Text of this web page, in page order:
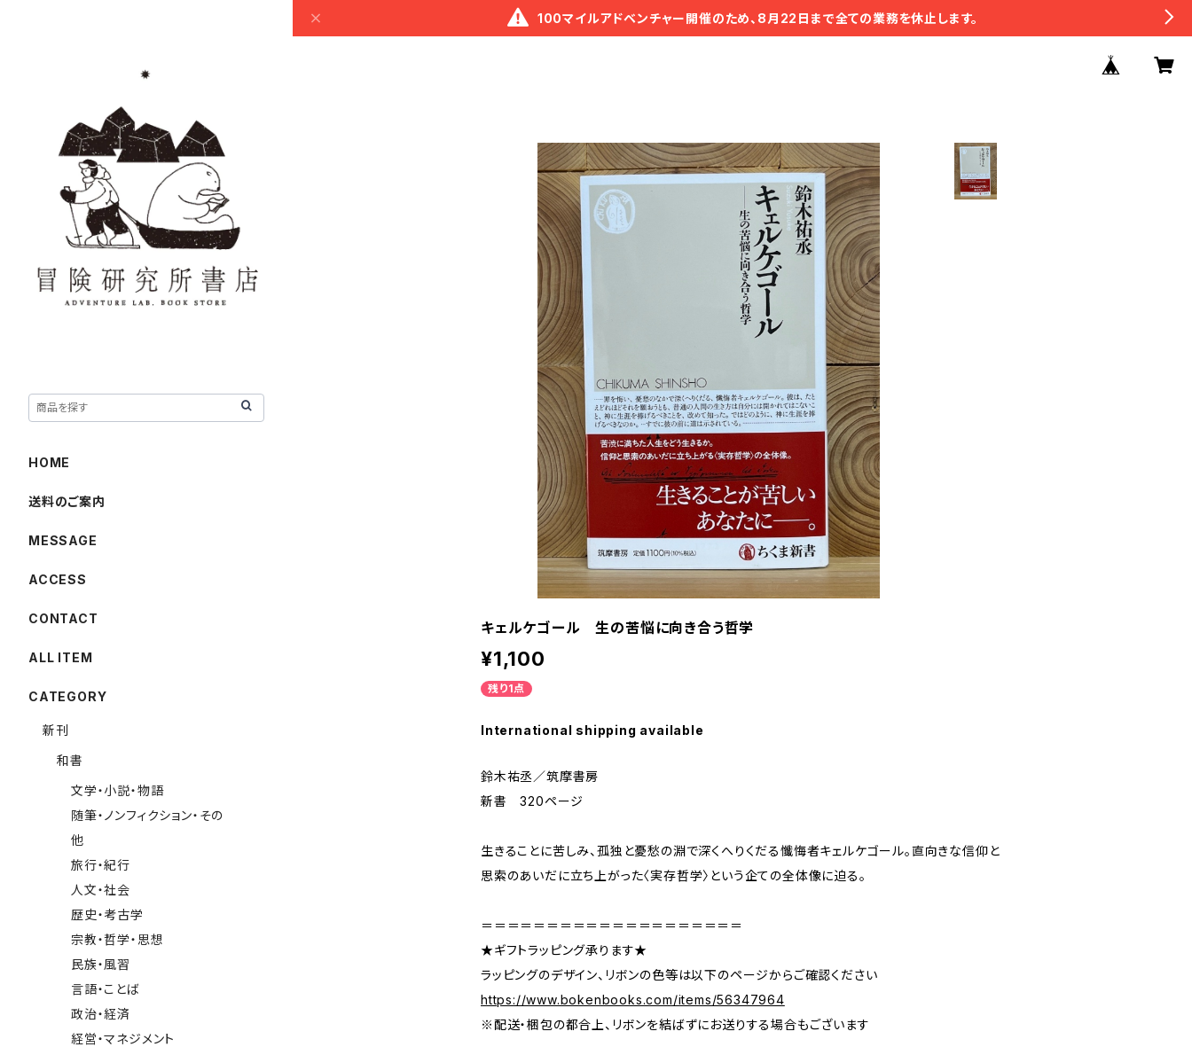
100マイルアドベンチャー開催のため、8月22日まで全ての業務を休止します。
キェルケゴール 生の苦悩に向き合う哲学
¥1,100
残り1点
International shipping available
鈴木祐丞／筑摩書房
新書 320ページ
生きることに苦しみ、孤独と憂愁の淵で深くへりくだる懺悔者キェルケゴール。直向きな信仰と
思索のあいだに立ち上がった〈実存哲学〉という企ての全体像に迫る。
＝＝＝＝＝＝＝＝＝＝＝＝＝＝＝＝＝＝＝＝
★ギフトラッピング承ります★
ラッピングのデザイン、リボンの色等は以下のページからご確認ください
https://www.bokenbooks.com/items/56347964
※配送・梱包の都合上、リボンを結ばずにお送りする場合もございます
HOME
送料のご案内
MESSAGE
ACCESS
CONTACT
ALL ITEM
CATEGORY
新刊
和書
文学・小説・物語
随筆・ノンフィクション・その
他
旅行・紀行
人文・社会
歴史・考古学
宗教・哲学・思想
民族・風習
言語・ことば
政治・経済
経営・マネジメント